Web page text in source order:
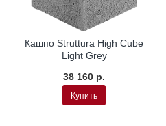
Кашпо Struttura High Cube
Light Grey
38 160 р.
Купить